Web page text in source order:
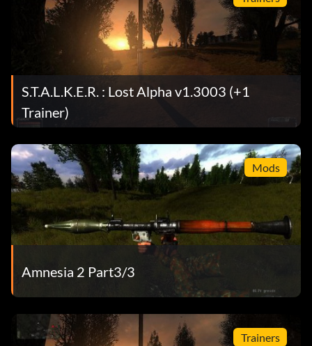
S.T.A.L.K.E.R. : Lost Alpha v1.3003 (+1
Trainer)
Mods
Amnesia 2 Part3/3
Trainers